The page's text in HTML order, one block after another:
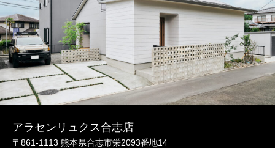
アラセンリュクス合志店
〒861-1113 熊本県合志市栄2093番地14